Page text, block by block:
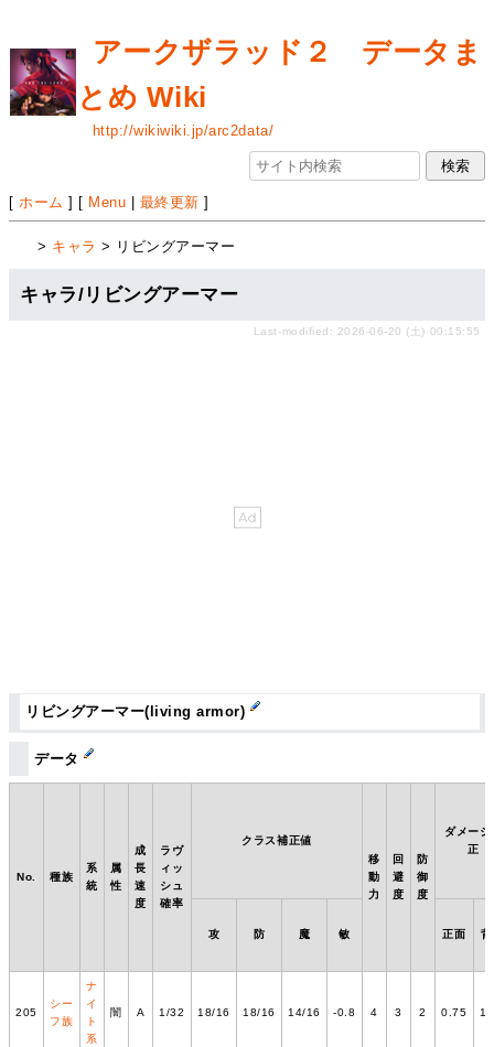
アークザラッド２ データま
とめ Wiki
http://wikiwiki.jp/arc2data/
[ ホーム ] [ Menu 最終更新 ]
> キャラ > リビングアーマー
キャラ/リビングアーマー
Last-modified: 2026-06-20 (土) 00:15:55
リビングアーマー(living armor)
データ
No. 種族
系
統
属
性
成
長
速
度
ラヴ
ィッ
シュ
確率
クラス補正値
移
動
力
回
避
度
防
御
度
ダメージ
正
攻 防 魔 敏 正面
205
シー
フ族
ナ
イ
ト
系
闇 A 1/32 18/16 18/16 14/16 -0.8 4 3 2 0.75